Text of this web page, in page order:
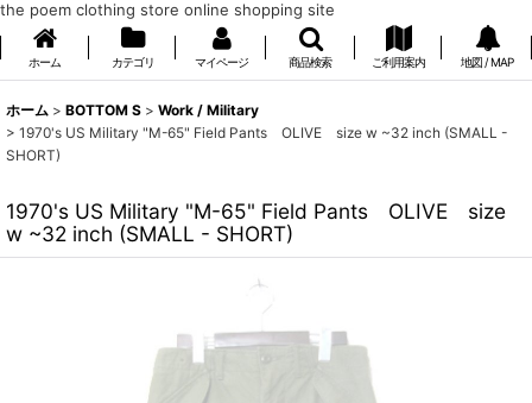
the poem clothing store online shopping site
ホーム カテゴリ マイページ 商品検索 ご利用案内 地図 / MAP
ホーム > BOTTOM S > Work / Military
> 1970's US Military "M-65" Field Pants OLIVE size w ~32 inch (SMALL -
SHORT)
1970's US Military "M-65" Field Pants OLIVE size
w ~32 inch (SMALL - SHORT)